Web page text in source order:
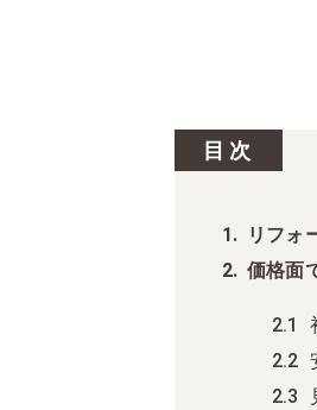
目次
リフォ
価格面